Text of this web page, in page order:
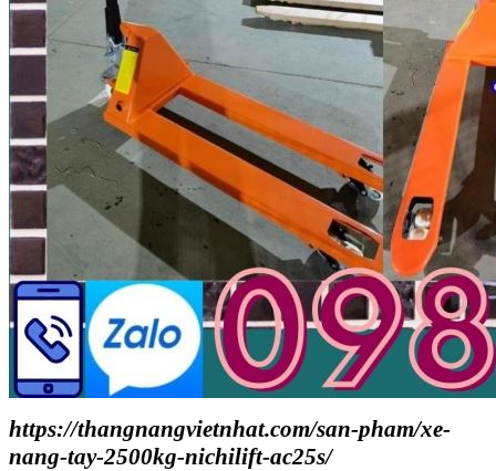
https://thangnangvietnhat.com/san-pham/xe-
nang-tay-2500kg-nichilift-ac25s/